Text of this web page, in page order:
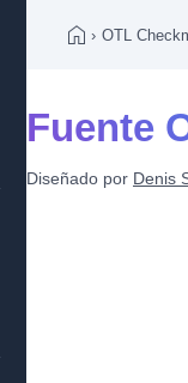
› OTL
Fuente
Diseñado por Denis